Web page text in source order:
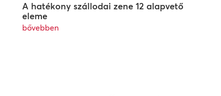
A hatékony szállodai zene 12 alapvető
eleme
bővebben